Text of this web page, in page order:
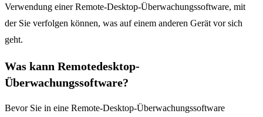
Verwendung einer Remote-Desktop-Überwachungssoftware, mit
der Sie verfolgen können, was auf einem anderen Gerät vor sich
geht.
Was kann Remotedesktop-
Überwachungssoftware?
Bevor Sie in eine Remote-Desktop-Überwachungssoftware